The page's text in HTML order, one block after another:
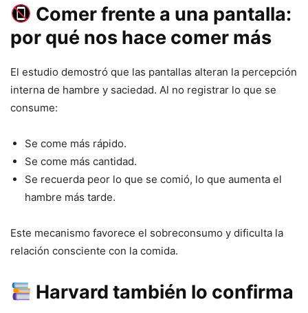
Comer frente a una pantalla:
por qué nos hace comer más
El estudio demostró que las pantallas alteran la percepción
interna de hambre y saciedad. Al no registrar lo que se
consume:
Se come más rápido.
Se come más cantidad.
Se recuerda peor lo que se comió, lo que aumenta el
hambre más tarde.
Este mecanismo favorece el sobreconsumo y dificulta la
relación consciente con la comida.
Harvard también lo confirma